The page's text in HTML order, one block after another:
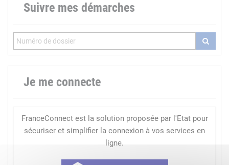
Suivre mes démarches
Je me connecte
FranceConnect est la solution proposée par l'Etat pour
sécuriser et simplifier la connexion à vos services en
ligne.